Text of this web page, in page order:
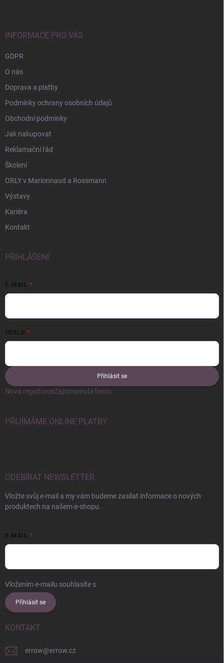
INFORMACE PRO VÁS
GDPR
O nás
Doprava a platby
Podmínky ochrany osobních údajů
Obchodní podmínky
Jak nakupovat
Reklamační řád
Školení
ORLY v Marionnaud a Rossmann
Výstavy
Kariéra
Kontakt
PŘIHLÁŠENÍ
E-MAIL
HESLO
Přihlásit se
Nová registraceZapomenuté heslo
PŘIJÍMÁME ONLINE PLATBY
ODEBÍRAT NEWSLETTER
Vložte svůj e-mail a my vám budeme zasílat informace o nových
produktech na našem e-shopu.
E-MAIL
Vložením e-mailu souhlasíte s
Přihlásit se
KONTAKT
errow@errow.cz